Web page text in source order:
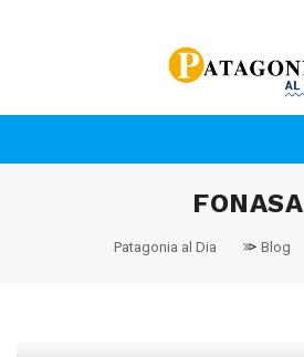
FONASA
Patagonia al Dia > Blog